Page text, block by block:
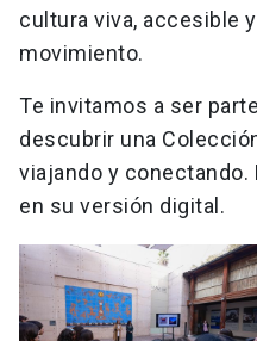
cultura viva, accesible
movimiento.
Te invitamos a ser
descubrir una
viajando y conectando.
en su versión digital.